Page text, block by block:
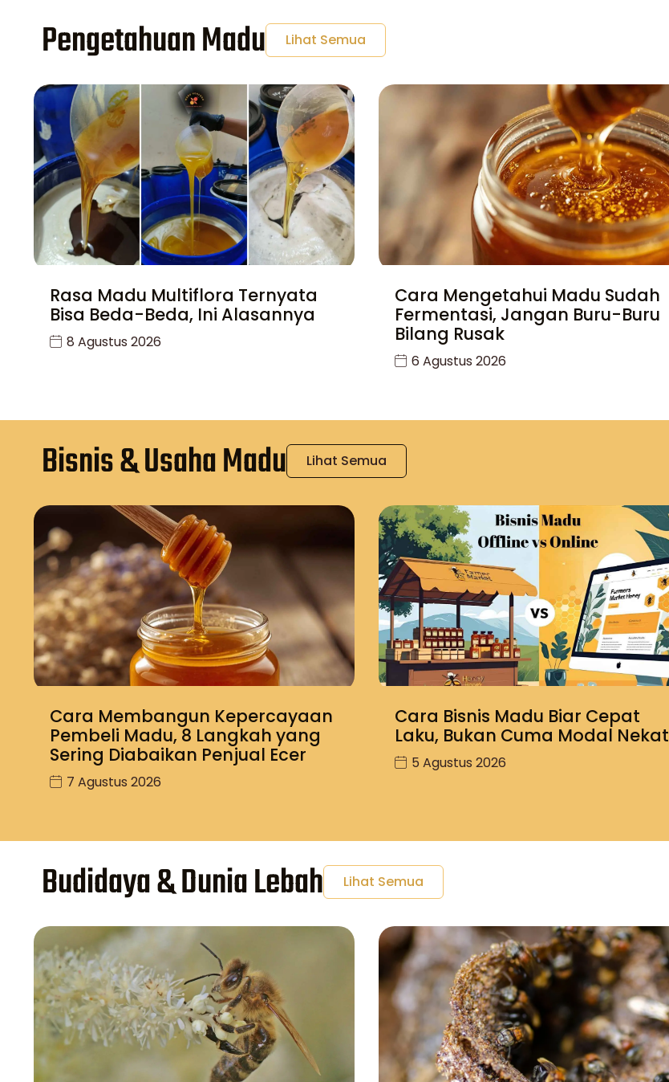
Pengetahuan Madu Lihat Semua
Rasa Madu Multiflora Ternyata
Bisa Beda-Beda, Ini Alasannya
8 Agustus 2026
Cara Mengetahui Madu Sudah
Fermentasi, Jangan Buru-Buru
Bilang Rusak
6 Agustus 2026
Bisnis & Usaha Madu Lihat Semua
Cara Membangun Kepercayaan
Pembeli Madu, 8 Langkah yang
Sering Diabaikan Penjual Ecer
7 Agustus 2026
Cara Bisnis Madu Biar Cepat
Laku, Bukan Cuma Modal Nekat
5 Agustus 2026
Budidaya & Dunia Lebah Lihat Semua